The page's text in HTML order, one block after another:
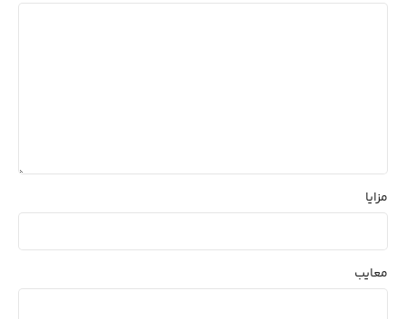
مزایا
معایب